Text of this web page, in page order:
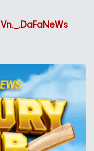
Vn._.DaFaNeWs